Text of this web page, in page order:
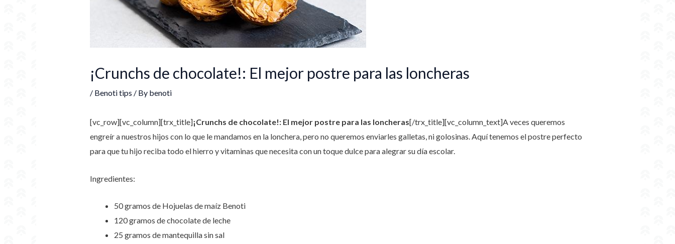
¡Crunchs de chocolate!: El mejor postre para las loncheras
/ Benoti tips / By benoti
[vc_row][vc_column][trx_title]¡Crunchs de chocolate!: El mejor postre para las loncheras[/trx_title][vc_column_text]A veces queremos
engreír a nuestros hijos con lo que le mandamos en la lonchera, pero no queremos enviarles galletas, ni golosinas. Aquí tenemos el postre perfecto
para que tu hijo reciba todo el hierro y vitaminas que necesita con un toque dulce para alegrar su día escolar.
Ingredientes:
50 gramos de Hojuelas de maíz Benoti
120 gramos de chocolate de leche
25 gramos de mantequilla sin sal